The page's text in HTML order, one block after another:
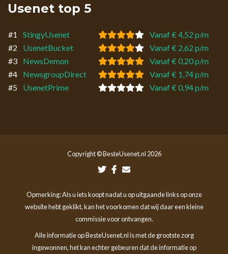
Usenet top 5
#1 StingyUsenet
Vanaf € 4,52 p/m
#2
UsenetBucket
Vanaf € 2,62 p/m
#3
NewsDemon
Vanaf € 0,20 p/m
#4
NewsgroupDirect
Vanaf € 1,74 p/m
#5
UsenetPrime Vanaf € 0,94 p/m
Copyright © BesteUsenet.nl 2026
Opmerking: Als u iets koopt nadat u op uitgaande links op onze
website hebt geklikt, kan het voorkomen dat wij daar een kleine
commissie voor ontvangen.
Alle informatie op BesteUsenet.nl is met de grootste zorg
ingewonnen, het kan echter gebeuren dat de informatie op